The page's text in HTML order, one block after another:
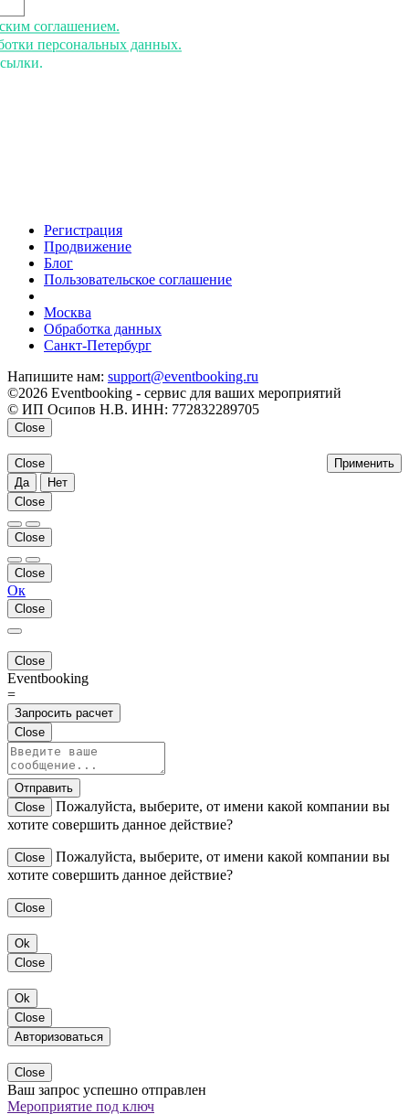
соглашением.
персональных данных.
Регистрация
Продвижение
Блог
Пользовательское соглашение
Москва
Обработка данных
Санкт-Петербург
Напишите нам: support@eventbooking.ru
©2026 Eventbooking - сервис для ваших мероприятий
© ИП Осипов Н.В. ИНН: 772832289705
Close
Применить
Close
Да
Нет
Close
Close
Close
Ок
Close
Close
Eventbooking
=
Запросить расчет
Close
Отправить
Close
Пожалуйста, выберите, от имени какой компании вы
хотите совершить данное действие?
Close
Пожалуйста, выберите, от имени какой компании вы
хотите совершить данное действие?
Close
Ok
Close
Ok
Close
Авторизоваться
Close
Ваш запрос успешно отправлен
Мероприятие под ключ